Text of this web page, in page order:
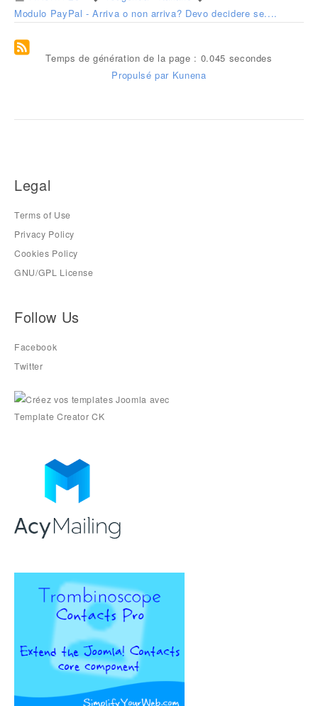
Modulo PayPal - Arriva o non arriva? Devo decidere se....
Temps de génération de la page : 0.045 secondes
Propulsé par Kunena
Legal
Terms of Use
Privacy Policy
Cookies Policy
GNU/GPL License
Follow Us
Facebook
Twitter